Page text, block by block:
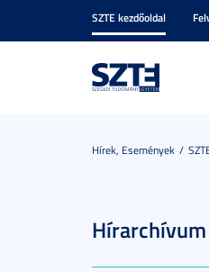
SZTE kezdőoldal
Hírek, Események
Hírarchívum